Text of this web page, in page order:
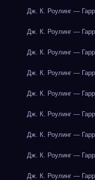
Дж. К. Роулинг —
Дж. К. Роулинг —
Дж. К. Роулинг —
Дж. К. Роулинг —
Дж. К. Роулинг —
Дж. К. Роулинг —
Дж. К. Роулинг —
Дж. К. Роулинг —
Дж. К. Роулинг —